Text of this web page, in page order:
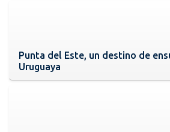
Punta del Este, un destino de
Uruguaya